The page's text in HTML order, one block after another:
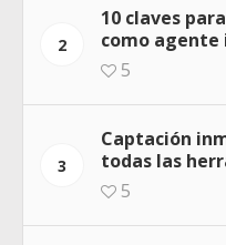
2
10 claves
como
5
3
Captación
todas las
5